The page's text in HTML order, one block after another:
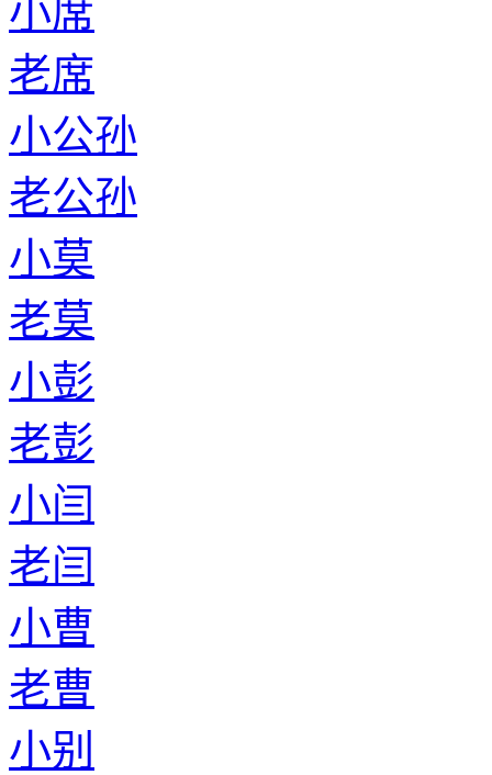
小席
老席
小公孙
老公孙
小莫
老莫
小彭
老彭
小闫
老闫
小曹
老曹
小别